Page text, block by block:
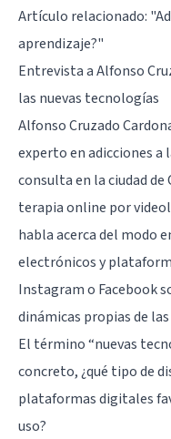
Artículo relacionado:
aprendizaje?"
Entrevista a Alfonso
las nuevas tecnologías
Alfonso Cruzado
experto en adicciones a
consulta en la ciudad
terapia online por
habla acerca del modo
electrónicos y
Instagram o Facebook
dinámicas propias de
El término “nuevas
concreto, ¿qué tipo de
plataformas digitales
uso?